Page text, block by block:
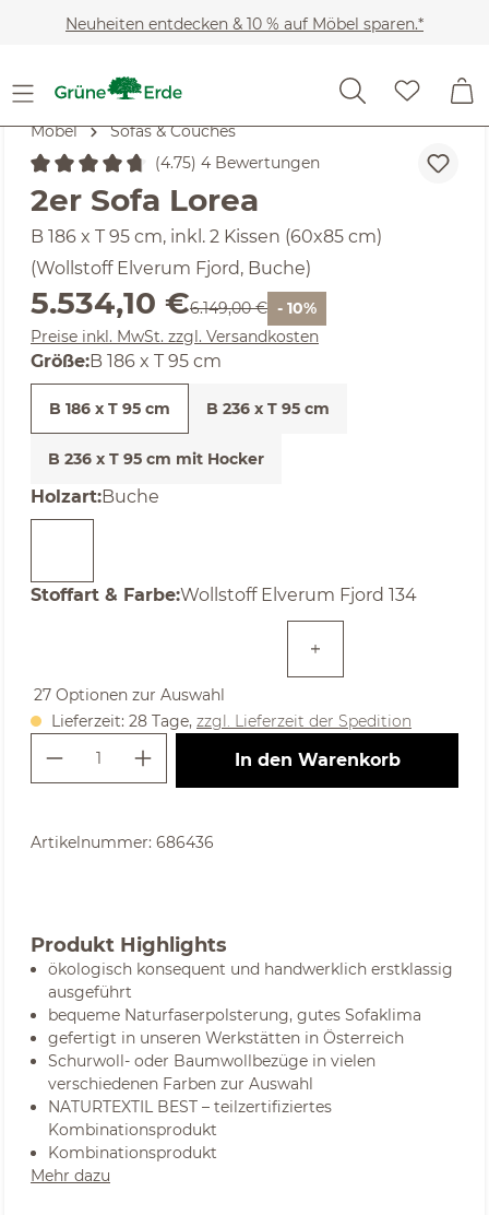
Zum Hauptinhalt springen
Neuheiten entdecken & 10 % auf Möbel sparen.*
Möbel Sofas & Couches
Durchschnittliche Bewertung von 4.75 von 5 Sternen
(4.75) 4 Bewertungen
2er Sofa Lorea
B 186 x T 95 cm, inkl. 2 Kissen (60x85 cm)
(Wollstoff Elverum Fjord, Buche)
Verkaufspreis:
5.534,10 €Regulärer Preis:
6.149,00 € - 10%
Preise inkl. MwSt. zzgl. Versandkosten
Größe:B 186 x T 95 cm
B 186 x T 95 cm B 236 x T 95 cm
B 236 x T 95 cm mit Hocker
Holzartauswählen
:Buche
Stoffart & Farbeauswählen
:Wollstoff Elverum Fjord 134
27 Optionen zur Auswahl
Lieferzeit: 28 Tage, zzgl. Lieferzeit der Spedition
Produkt Anzahl: Gib den
In den Warenkorb
Artikelnummer: 686436
Produkt Highlights
ökologisch konsequent und handwerklich erstklassig
ausgeführt
bequeme Naturfaserpolsterung, gutes Sofaklima
gefertigt in unseren Werkstätten in Österreich
Schurwoll- oder Baumwollbezüge in vielen
verschiedenen Farben zur Auswahl
NATURTEXTIL BEST – teilzertifiziertes
Kombinationsprodukt
Kombinationsprodukt
Mehr dazu